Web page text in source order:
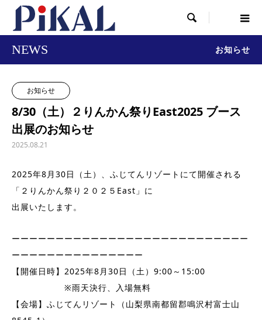

NEWS お知らせ
お知らせ
8/30（土）２りんかん祭りEast2025 ブース
出展のお知らせ
2025.08.21
2025年8月30日（土）、ふじてんリゾートにて開催される
「２りんかん祭り２０２５East」に
出展いたします。
ーーーーーーーーーーーーーーーーーーーーーーーーーーー
ーーーーーーーーーーーーーーー
【開催日時】2025年8月30日（土）9:00～15:00
※雨天決行、入場無料
【会場】ふじてんリゾート（山梨県南都留郡鳴沢村富士山